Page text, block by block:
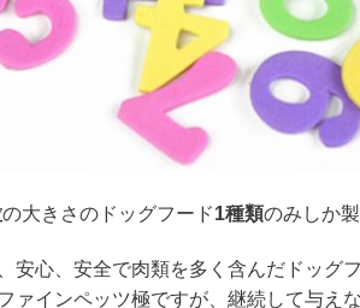
の大きさのドッグフード1種類のみしか
安心、安全で肉類を多く含んだドッグ
ァインペッツ極ですが、継続して与え